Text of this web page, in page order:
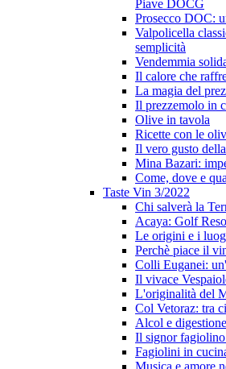
Piave DOCG
Prosecco DOC:
Valpolicella
semplicità
Vendemmia
Il calore che
La magia del
Il prezzemolo in
Olive in tavola
Ricette con le
Il vero gusto
Mina Bazari:
Come, dove e
Taste Vin 3/2022
Chi salverà la
Acaya: Golf
Le origini e i
Perchè piace il
Colli Euganei:
Il vivace
L'originalità del
Col Vetoraz: tra
Alcol e digestione
Il signor
Fagiolini in
Musica e amore